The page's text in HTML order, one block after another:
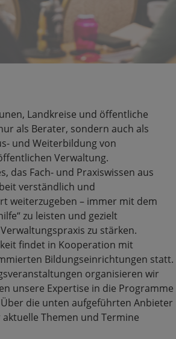
Landkreise und öffentliche
als Berater, sondern auch als
und Weiterbildung von
Verwaltung.
das Fach- und Praxiswissen aus
verständlich und
weiterzugeben – immer mit dem
zu leisten und gezielt
zu stärken.
findet in Kooperation mit
Bildungseinrichtungen statt.
organisieren wir
unsere Expertise in die Programme
die unten aufgeführten Anbieter
Themen und Termine